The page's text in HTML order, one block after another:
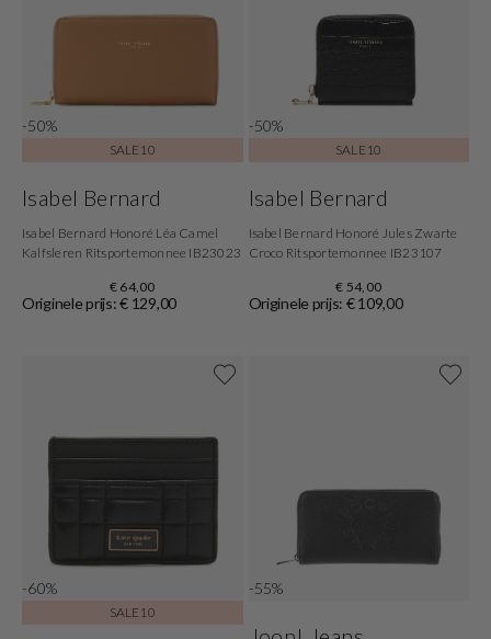
-50%
SALE10
Isabel Bernard
Isabel Bernard Honoré Léa Camel
Kalfsleren Ritsportemonnee IB23023
€ 64,00
Originele prijs: € 129,00
-50%
SALE10
Isabel Bernard
Isabel Bernard Honoré Jules Zwarte
Croco Ritsportemonnee IB23107
€ 54,00
Originele prijs: € 109,00
-60%
SALE10
-55%